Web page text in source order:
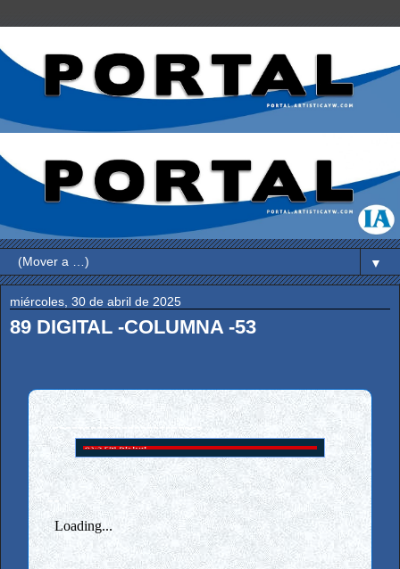
▼
miércoles, 30 de abril de 2025
89 DIGITAL -COLUMNA -53
------------------------
--